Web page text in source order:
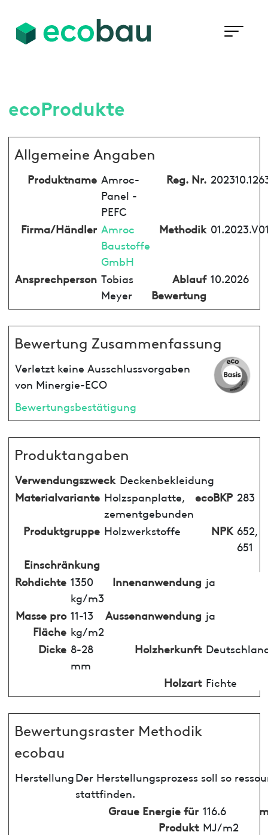
ecoProdukte
Allgemeine Angaben
Produktname Amroc-
Panel -
PEFC
Reg. Nr.
Firma/Händler Amroc
Baustoffe
GmbH
Methodik
Ansprechperson Tobias
Meyer
Ablauf
Bewertung
10.2026
Bewertung Zusammenfassung
Verletzt keine Ausschlussvorgaben
von Minergie-ECO
Bewertungsbestätigung
Produktangaben
Verwendungszweck Deckenbekleidung
Materialvariante Holzspanplatte,
zementgebunden
ecoBKP 283
Produktgruppe Holzwerkstoffe NPK 652,
651
Einschränkung
Rohdichte 1350
kg/m3
Innenanwendung ja
Masse pro
Fläche
11-13
kg/m2
Aussenanwendung ja
Dicke 8-28
mm
Holzherkunft
Holzart Fichte
Bewertungsraster Methodik
ecobau
HerstellungDer Herstellungsprozess soll so
stattfinden.
Graue Energie für
Produkt
116.6
MJ/m2